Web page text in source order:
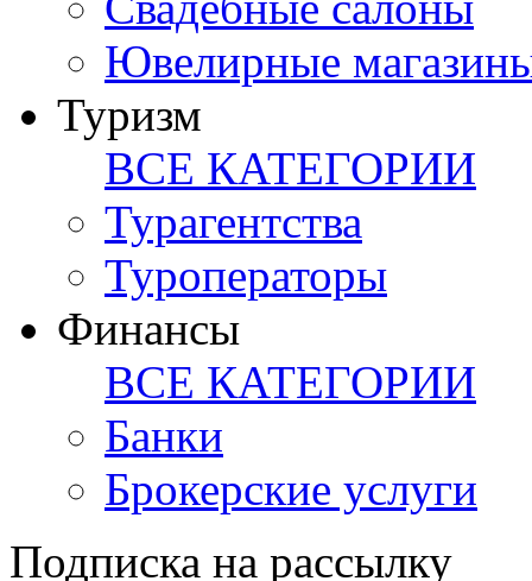
Ювелирные
Туризм
ВСЕ КАТЕГОРИИ
Турагентства
Туроператоры
Финансы
ВСЕ КАТЕГОРИИ
Банки
Брокерские услуги
Подписка на рассылку